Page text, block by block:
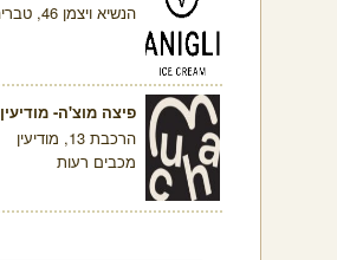
הנשיא ויצמן 46, טבריה
פיצה מוצ'ה- מודיעין
הרכבת 13, מודיעין
מכבים רעות